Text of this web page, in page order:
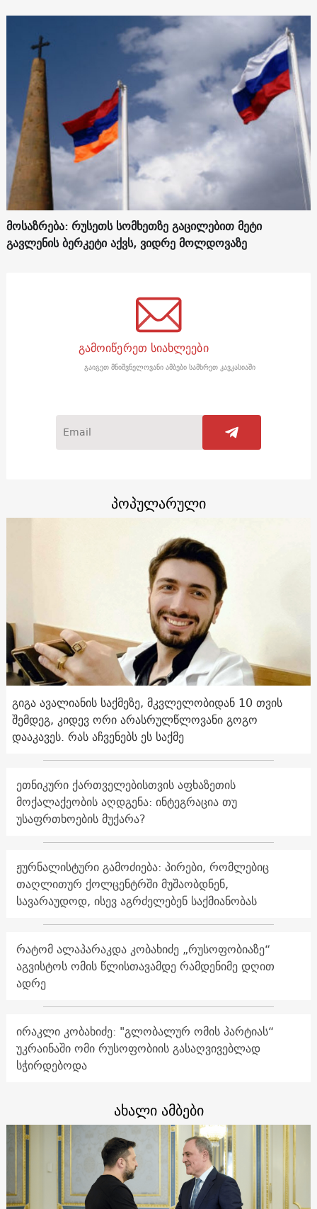
მოსაზრება: რუსეთს სომხეთზე გაცილებით მეტი
გავლენის ბერკეტი აქვს, ვიდრე მოლდოვაზე
გამოიწერეთ სიახლეები
გაიგეთ მნიშვნელოვანი ამბები სამხრეთ კავკასიაში
პოპულარული
გიგა ავალიანის საქმეზე, მკვლელობიდან 10 თვის
შემდეგ, კიდევ ორი არასრულწლოვანი გოგო
დააკავეს. რას აჩვენებს ეს საქმე
ეთნიკური ქართველებისთვის აფხაზეთის
მოქალაქეობის აღდგენა: ინტეგრაცია თუ
უსაფრთხოების მუქარა?
ჟურნალისტური გამოძიება: პირები, რომლებიც
თაღლითურ ქოლცენტრში მუშაობდნენ,
სავარაუდოდ, ისევ აგრძელებენ საქმიანობას
რატომ ალაპარაკდა კობახიძე „რუსოფობიაზე“
აგვისტოს ომის წლისთავამდე რამდენიმე დღით
ადრე
ირაკლი კობახიძე: "გლობალურ ომის პარტიას“
უკრაინაში ომი რუსოფობიის გასაღვივებლად
სჭირდებოდა
ახალი ამბები